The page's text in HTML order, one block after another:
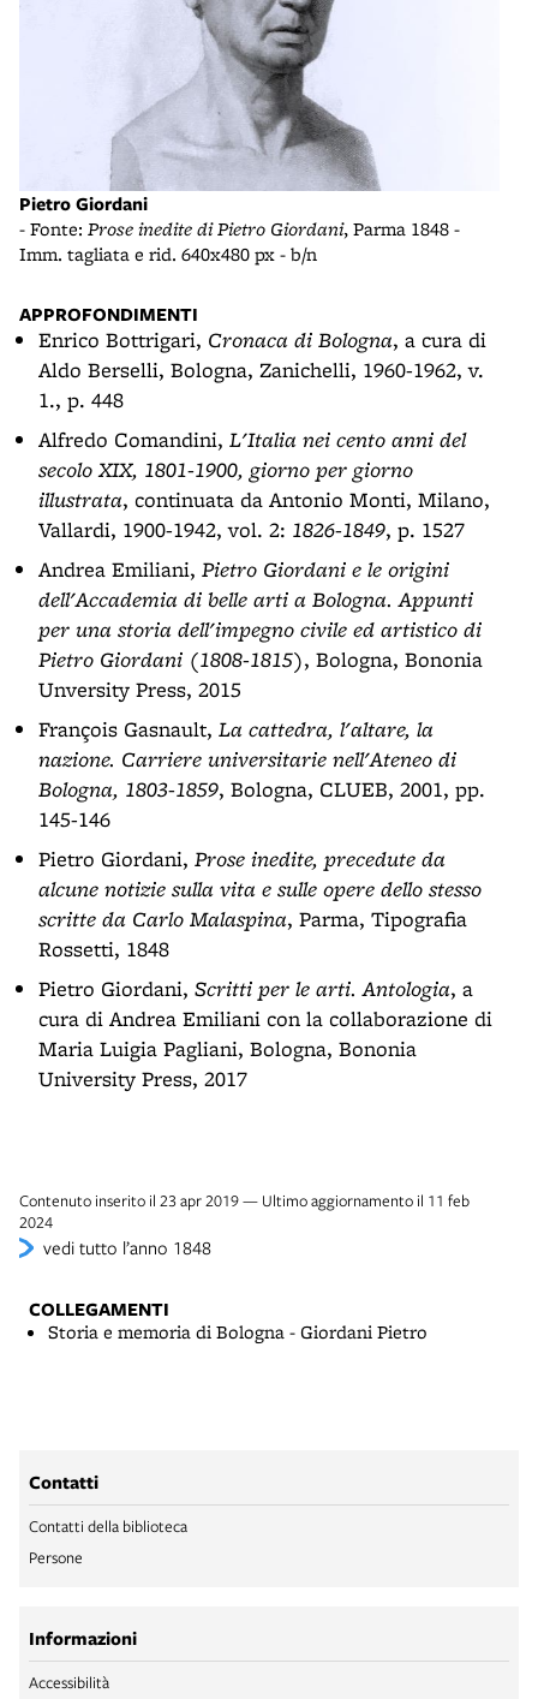
Pietro Giordani
- Fonte: Prose inedite di Pietro Giordani, Parma 1848 -
Imm. tagliata e rid. 640x480 px - b/n
APPROFONDIMENTI
Enrico Bottrigari, Cronaca di Bologna, a cura di
Aldo Berselli, Bologna, Zanichelli, 1960-1962, v.
1., p. 448
Alfredo Comandini, L'Italia nei cento anni del
secolo XIX, 1801-1900, giorno per giorno
illustrata, continuata da Antonio Monti, Milano,
Vallardi, 1900-1942, vol. 2: 1826-1849, p. 1527
Andrea Emiliani, Pietro Giordani e le origini
dell'Accademia di belle arti a Bologna. Appunti
per una storia dell'impegno civile ed artistico di
Pietro Giordani (1808-1815), Bologna, Bononia
Unversity Press, 2015
François Gasnault, La cattedra, l'altare, la
nazione. Carriere universitarie nell'Ateneo di
Bologna, 1803-1859, Bologna, CLUEB, 2001, pp.
145-146
Pietro Giordani, Prose inedite, precedute da
alcune notizie sulla vita e sulle opere dello stesso
scritte da Carlo Malaspina, Parma, Tipografia
Rossetti, 1848
Pietro Giordani, Scritti per le arti. Antologia, a
cura di Andrea Emiliani con la collaborazione di
Maria Luigia Pagliani, Bologna, Bononia
University Press, 2017
Contenuto inserito il 23 apr 2019 — Ultimo aggiornamento il 11 feb
2024
vedi tutto l’anno 1848
COLLEGAMENTI
Storia e memoria di Bologna - Giordani Pietro
Contatti
Contatti della biblioteca
Persone
Informazioni
Accessibilità